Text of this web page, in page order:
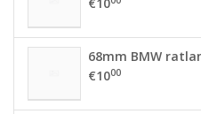
68mm BMW
€1000